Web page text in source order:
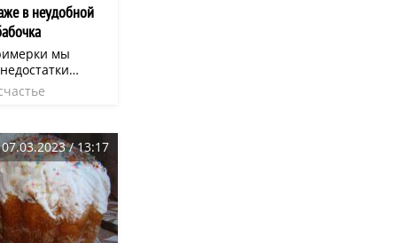
в неудобной
мы
туфли
начинают
к концу дня
Мы
которые
07.03.2023 / 13:17